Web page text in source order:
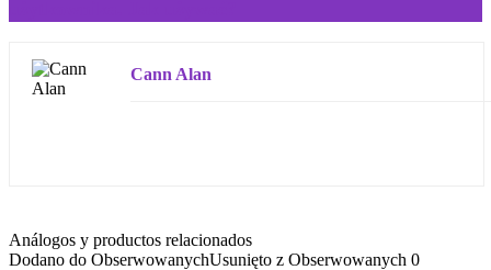
Cann Alan
Análogos y productos relacionados
Dodano do ObserwowanychUsunięto z Obserwowanych 0